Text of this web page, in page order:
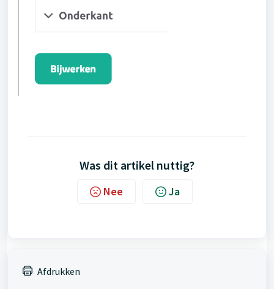
Was dit artikel nuttig?
Nee Ja
Afdrukken